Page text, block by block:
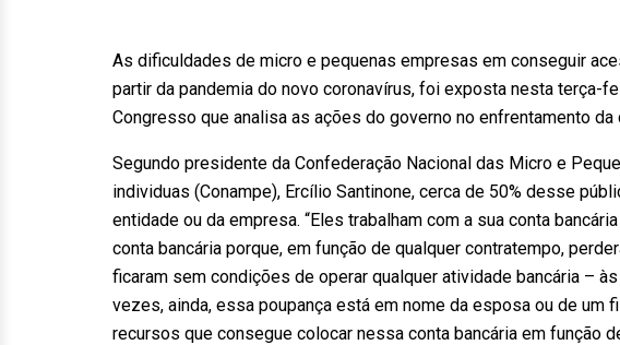
As dificuldades de micro e pequenas empresas em conseguir
partir da pandemia do novo coronavírus, foi exposta nesta terça-
Congresso que analisa as ações do governo no enfrentamento da
Segundo presidente da Confederação Nacional das Micro e
individuas (Conampe), Ercílio Santinone, cerca de 50% desse
entidade ou da empresa. “Eles trabalham com a sua conta
conta bancária porque, em função de qualquer contratempo,
ficaram sem condições de operar qualquer atividade bancária –
vezes, ainda, essa poupança está em nome da esposa ou de um
recursos que consegue colocar nessa conta bancária em função